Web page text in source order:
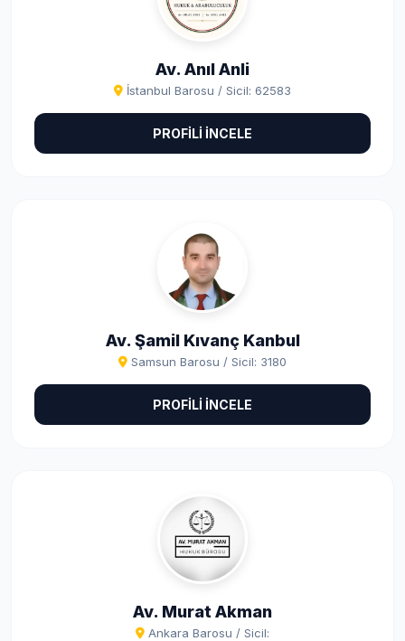
Av. Anıl Anli
İstanbul Barosu / Sicil: 62583
PROFİLİ İNCELE
Av. Şamil Kıvanç Kanbul
Samsun Barosu / Sicil: 3180
PROFİLİ İNCELE
Av. Murat Akman
Ankara Barosu / Sicil: